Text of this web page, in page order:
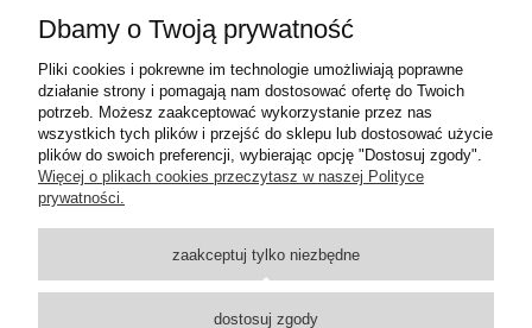
elementów instalacyjnych.
1 x Rozeta maskująca
Pomoc
Dostawa
Moje konto
Dbamy o Twoją prywatność
Pliki cookies i pokrewne im technologie umożliwiają poprawne
działanie strony i pomagają nam dostosować ofertę do Twoich
potrzeb. Możesz zaakceptować wykorzystanie przez nas
wszystkich tych plików i przejść do sklepu lub dostosować użycie
plików do swoich preferencji, wybierając opcję "Dostosuj zgody".
Więcej o plikach cookies przeczytasz w naszej Polityce
prywatności.
zaakceptuj tylko niezbędne
dostosuj zgody